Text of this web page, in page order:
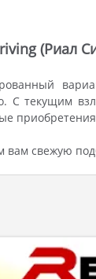
(Риал
С текущим
свежую